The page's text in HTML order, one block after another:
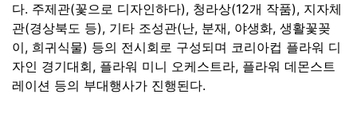
다. 주제관(꽃으로 디자인하다), 청라상(12개 작품), 지자체
관(경상북도 등), 기타 조성관(난, 분재, 야생화, 생활꽃꽂
이, 희귀식물) 등의 전시회로 구성되며 코리아컵 플라워 디
자인 경기대회, 플라워 미니 오케스트라, 플라워 데몬스트
레이션 등의 부대행사가 진행된다.